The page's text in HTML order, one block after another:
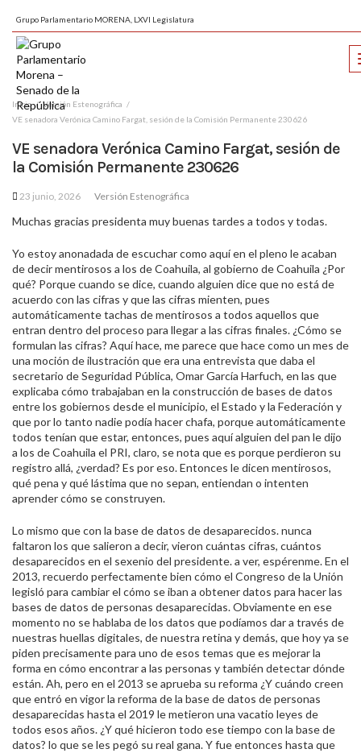
Grupo Parlamentario MORENA, LXVI Legislatura
Inicio
Versión Estenográfica
VE senadora Verónica Camino Fargat, sesión de la Comisión Permanente 230626
VE senadora Verónica Camino Fargat, sesión de
la Comisión Permanente 230626
23 junio, 2026 Versión Estenográfica
Muchas gracias presidenta muy buenas tardes a todos y todas.
Yo estoy anonadada de escuchar como aquí en el pleno le acaban
de decir mentirosos a los de Coahuila, al gobierno de Coahuila ¿Por
qué? Porque cuando se dice, cuando alguien dice que no está de
acuerdo con las cifras y que las cifras mienten, pues
automáticamente tachas de mentirosos a todos aquellos que
entran dentro del proceso para llegar a las cifras finales. ¿Cómo se
formulan las cifras? Aquí hace, me parece que hace como un mes de
una moción de ilustración que era una entrevista que daba el
secretario de Seguridad Pública, Omar García Harfuch, en las que
explicaba cómo trabajaban en la construcción de bases de datos
entre los gobiernos desde el municipio, el Estado y la Federación y
que por lo tanto nadie podía hacer chafa, porque automáticamente
todos tenían que estar, entonces, pues aquí alguien del pan le dijo
a los de Coahuila el PRI, claro, se nota que es porque perdieron su
registro allá, ¿verdad? Es por eso. Entonces le dicen mentirosos,
qué pena y qué lástima que no sepan, entiendan o intenten
aprender cómo se construyen.
Lo mismo que con la base de datos de desaparecidos. nunca
faltaron los que salieron a decir, vieron cuántas cifras, cuántos
desaparecidos en el sexenio del presidente. a ver, espérenme. En el
2013, recuerdo perfectamente bien cómo el Congreso de la Unión
legisló para cambiar el cómo se iban a obtener datos para hacer las
bases de datos de personas desaparecidas. Obviamente en ese
momento no se hablaba de los datos que podíamos dar a través de
nuestras huellas digitales, de nuestra retina y demás, que hoy ya se
piden precisamente para uno de esos temas que es mejorar la
forma en cómo encontrar a las personas y también detectar dónde
están. Ah, pero en el 2013 se aprueba su reforma ¿Y cuándo creen
que entró en vigor la reforma de la base de datos de personas
desaparecidas hasta el 2019 le metieron una vacatio leyes de
todos esos años. ¿Y qué hicieron todo ese tiempo con la base de
datos? lo que se les pegó su real gana. Y fue entonces hasta que